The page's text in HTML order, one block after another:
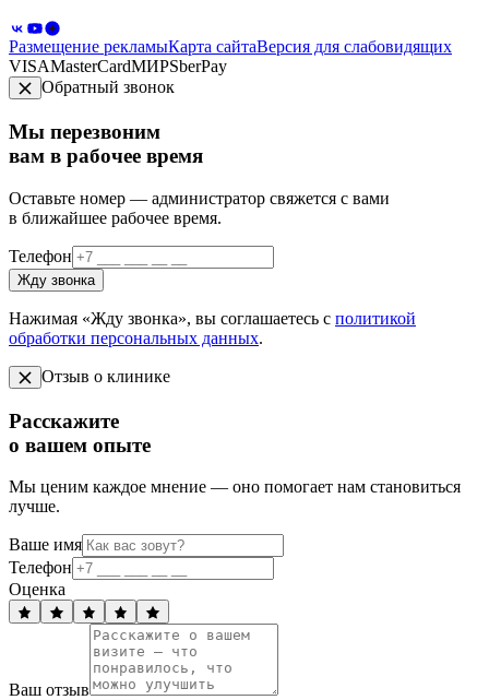
Размещение рекламыКарта сайтаВерсия для слабовидящих
VISAMasterCardМИРSberPay
Обратный звонок
Мы перезвоним
вам в рабочее время
Оставьте номер — администратор свяжется с вами
в ближайшее рабочее время.
Телефон
Жду звонка
Нажимая «Жду звонка», вы соглашаетесь с политикой
обработки персональных данных.
Отзыв о клинике
Расскажите
о вашем опыте
Мы ценим каждое мнение — оно помогает нам становиться
лучше.
Ваше имя
Телефон
Оценка
Ваш отзыв